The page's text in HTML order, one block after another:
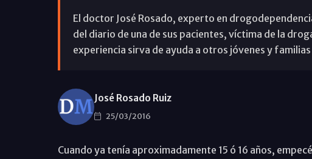
El doctor José Rosado, experto en
del diario de una de sus pacientes, víctima de la
experiencia sirva de ayuda a otros jóvenes y
José Rosado Ruiz
25/03/2016
Cuando ya tenía aproximadamente 15 ó 16 años,